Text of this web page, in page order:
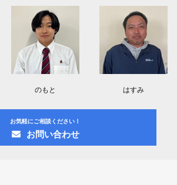
のもと はすみ
お気軽にご相談ください！
お問い合わせ